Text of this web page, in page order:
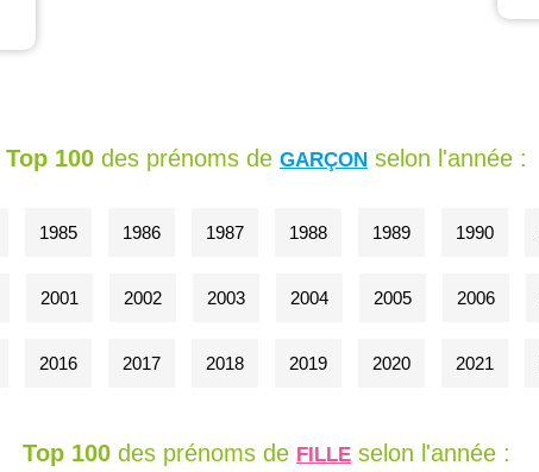
Top 100 des prénoms de GARÇON selon l'année :
1985 1986 1987 1988 1989 1990
2001 2002 2003 2004 2005 2006
2016 2017 2018 2019 2020 2021
Top 100 des prénoms de FILLE selon l'année :